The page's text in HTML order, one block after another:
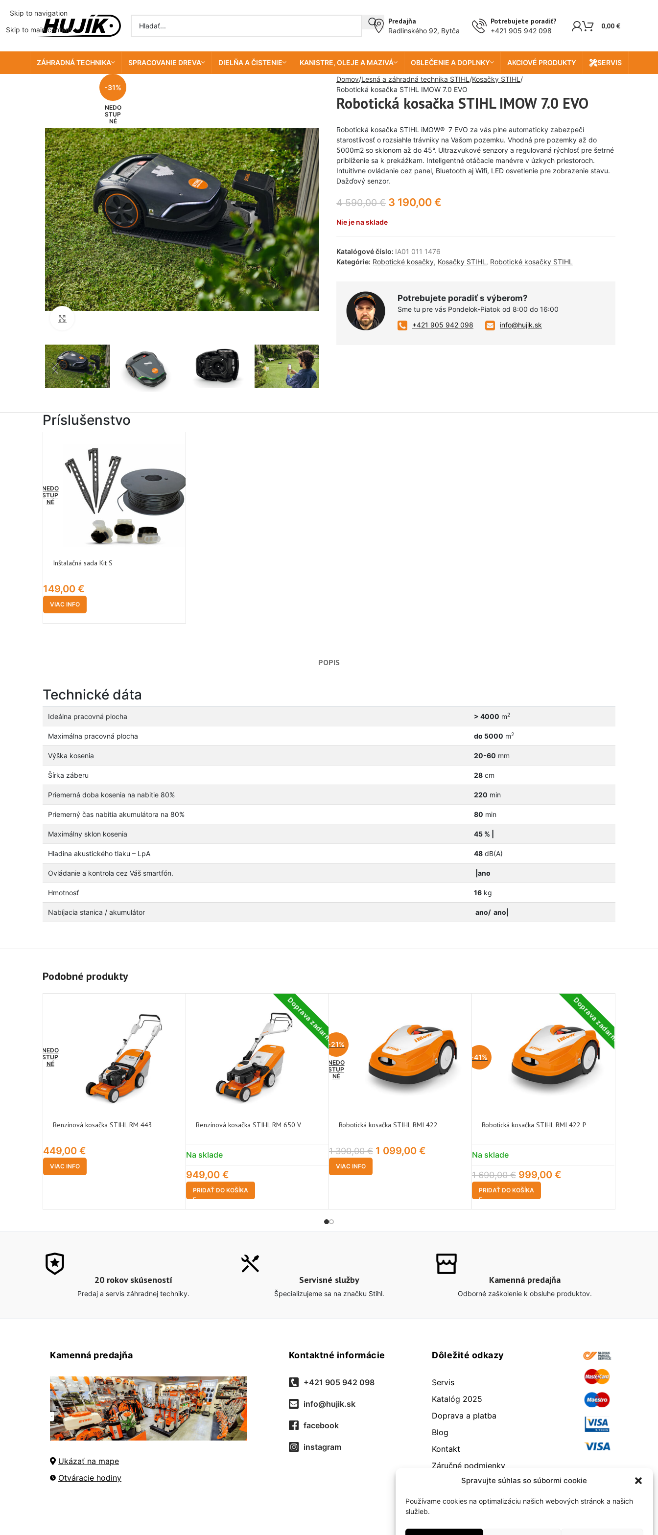
Spravujte súhlas so súbormi cookie
Používame cookies na optimalizáciu našich webových stránok a našich
služieb.
Skip to navigation
Skip to main content
Predajňa
Radlinského 92, Bytča
Potrebujete poradiť?
+421 905 942 098
0,00 €
ZÁHRADNÁ TECHNIKA SPRACOVANIE DREVA DIELŇA A ČISTENIE KANISTRE, OLEJE A MAZIVÁ OBLEČENIE A DOPLNKY AKCIOVÉ PRODUKTY SERVIS
-31%
NEDO
STUP
NÉ
Domov Lesná a záhradná technika STIHL
Kosačky STIHL
Robotická kosačka STIHL IMOW 7.0 EVO
Robotická kosačka STIHL IMOW 7.0 EVO
Robotická kosačka STIHL iMOW® 7 EVO za vás plne automaticky zabezpečí
starostlivosť o rozsiahle trávniky na Vašom pozemku. Vhodná pre pozemky až do
5000m2 so sklonom až do 45°. Ultrazvukové senzory a regulovaná rýchlosť pre šetrné
priblíženie sa k prekážkam. Inteligentné otáčacie manévre v úzkych priestoroch.
Intuitívne ovládanie cez panel, Bluetooth aj Wifi, LED osvetlenie pre zobrazenie stavu.
Dažďový senzor.
4 590,00€ 3 190,00€
Nie je na sklade
Katalógové číslo: IA01 011 1476
Kategórie: Robotické kosačky, Kosačky STIHL , Robotické kosačky STIHL
Potrebujete poradiť s výberom?
Sme tu pre vás Pondelok-Piatok od 8:00 do 16:00
+421 905 942 098
info@hujik.sk
Príslušenstvo
NEDO
STUP
NÉ
Inštalačná sada Kit S
149,00 €
VIAC INFO
POPIS
Technické dáta
Ideálna pracovná plocha > 4000 m2
Maximálna pracovná plocha do 5000 m2
Výška kosenia 20-60 mm
Šírka záberu 28cm
Priemerná doba kosenia na nabitie 80% 220 min
Priemerný čas nabitia akumulátora na 80% 80 min
Maximálny sklon kosenia 45 % |
Hladina akustického tlaku – LpA 48dB(A)
Ovládanie a kontrola cez Váš smartfón. |ano
Hmotnosť 16kg
Nabíjacia stanica / akumulátor ano/ ano|
Podobné produkty
NEDO
STUP
NÉ
Benzínová kosačka STIHL RM 443
449,00 €
VIAC INFO
Doprava zadarmo
Benzínová kosačka STIHL RM 650 V
Na sklade
949,00 €
PRIDAŤ DO KOŠÍKA
-21%
NEDO
STUP
NÉ
Robotická kosačka STIHL RMI 422
1 390,00€ 1 099,00 €
VIAC INFO
Doprava zadarmo
-41%
Robotická kosačka STIHL RMI 422 P
Na sklade
1 690,00€ 999,00 €
PRIDAŤ DO KOŠÍKA
20 rokov skúseností
Predaj a servis záhradnej techniky.
Servisné služby
Špecializujeme sa na značku Stihl.
Kamenná predajňa
Odborné zaškolenie k obsluhe produktov.
Kamenná predajňa
Ukázať na mape
Otváracie hodiny
Kontaktné informácie
+421 905 942 098
info@hujik.sk
facebook
instagram
Dôležité odkazy
Servis
Katalóg 2025
Doprava a platba
Blog
Kontakt
Záručné podmienky
Odstúpenie od zmluvy
Reklamácia a vrátenie
Zásady používania súborov